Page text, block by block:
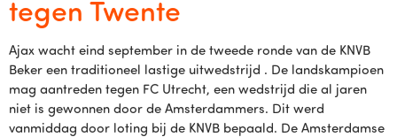
tegen Twente
Ajax wacht eind september in de tweede ronde van de KNVB
Beker een traditioneel lastige uitwedstrijd . De landskampioen
mag aantreden tegen FC Utrecht, een wedstrijd die al jaren
niet is gewonnen door de Amsterdammers. Dit werd
vanmiddag door loting bij de KNVB bepaald. De Amsterdamse